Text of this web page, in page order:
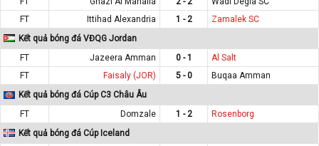
FT
Ittihad Alexandria 1 - 2
Zamalek SC
Kết quả bóng đá VĐQG Jordan
FT
Jazeera Amman 0 - 1
Al Salt
FT
Faisaly (JOR) 5 - 0
Buqaa Amman
Kết quả bóng đá Cúp C3 Châu Âu
FT
Domzale 1 - 2
Rosenborg
Kết quả bóng đá Cúp Iceland